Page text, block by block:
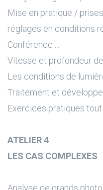
Mise en pratique /
réglages en conditions
Conférence ...
Vitesse et profondeur
Les conditions de
Traitement et
Exercices pratiques
ATELIER 4
LES CAS COMPLEXES
Analyse de grands